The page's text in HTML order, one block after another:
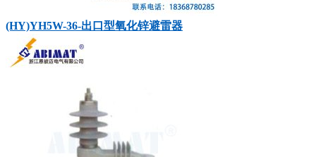
(HY)YH5W-36-出口型氧化锌避雷器